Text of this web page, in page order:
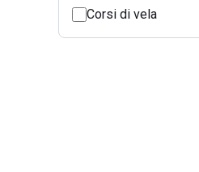
Corsi di vela